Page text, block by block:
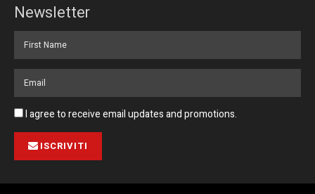
Newsletter
I agree to receive email updates and promotions.
ISCRIVITI